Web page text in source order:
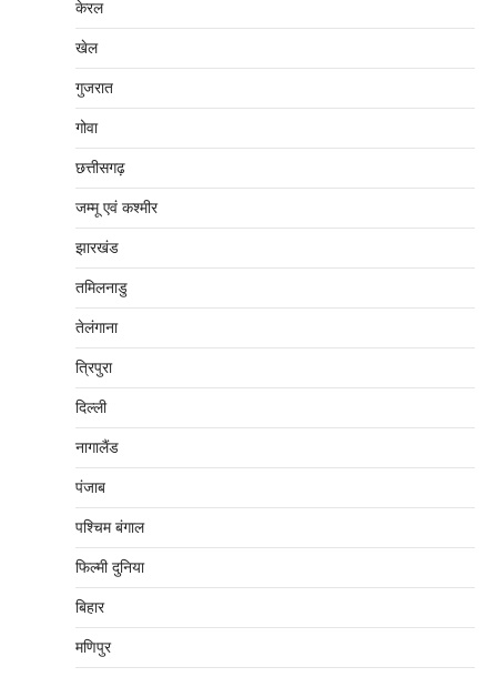
केरल
खेल
गुजरात
गोवा
छत्तीसगढ़
जम्‍मू एवं कश्‍मीर
झारखंड
तमिलनाडु
तेलंगाना
त्रिपुरा
दिल्‍ली
नागालैंड
पंजाब
पश्चिम बंगाल
फिल्मी दुनिया
बिहार
मणिपुर